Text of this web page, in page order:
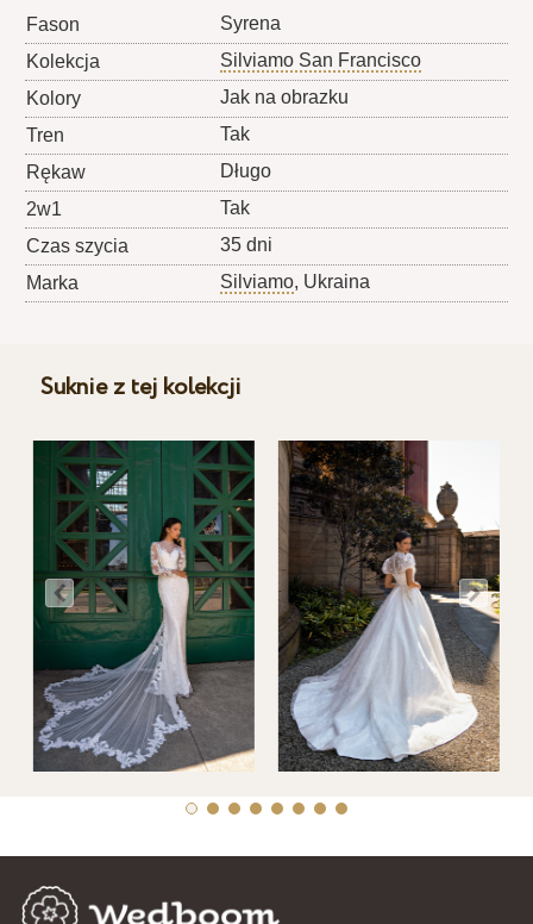
Fason
Syrena
Kolekcja
Silviamo San Francisco
Kolory
Jak na obrazku
Tren
Tak
Rękaw
Długo
2w1
Tak
Czas szycia
35 dni
Marka
Silviamo, Ukraina
Suknie z tej kolekcji